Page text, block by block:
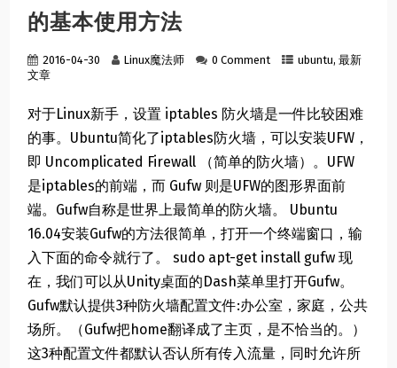
的基本使用方法
2016-04-30 Linux魔法师 0 Comment ubuntu,最新
文章
对于Linux新手，设置 iptables 防火墙是一件比较困难
的事。Ubuntu简化了iptables防火墙，可以安装UFW，
即 Uncomplicated Firewall （简单的防火墙）。UFW
是iptables的前端，而 Gufw 则是UFW的图形界面前
端。Gufw自称是世界上最简单的防火墙。 Ubuntu
16.04安装Gufw的方法很简单，打开一个终端窗口，输
入下面的命令就行了。 sudo apt-get install gufw 现
在，我们可以从Unity桌面的Dash菜单里打开Gufw。
Gufw默认提供3种防火墙配置文件:办公室，家庭，公共
场所。（Gufw把home翻译成了主页，是不恰当的。）
这3种配置文件都默认否认所有传入流量，同时允许所